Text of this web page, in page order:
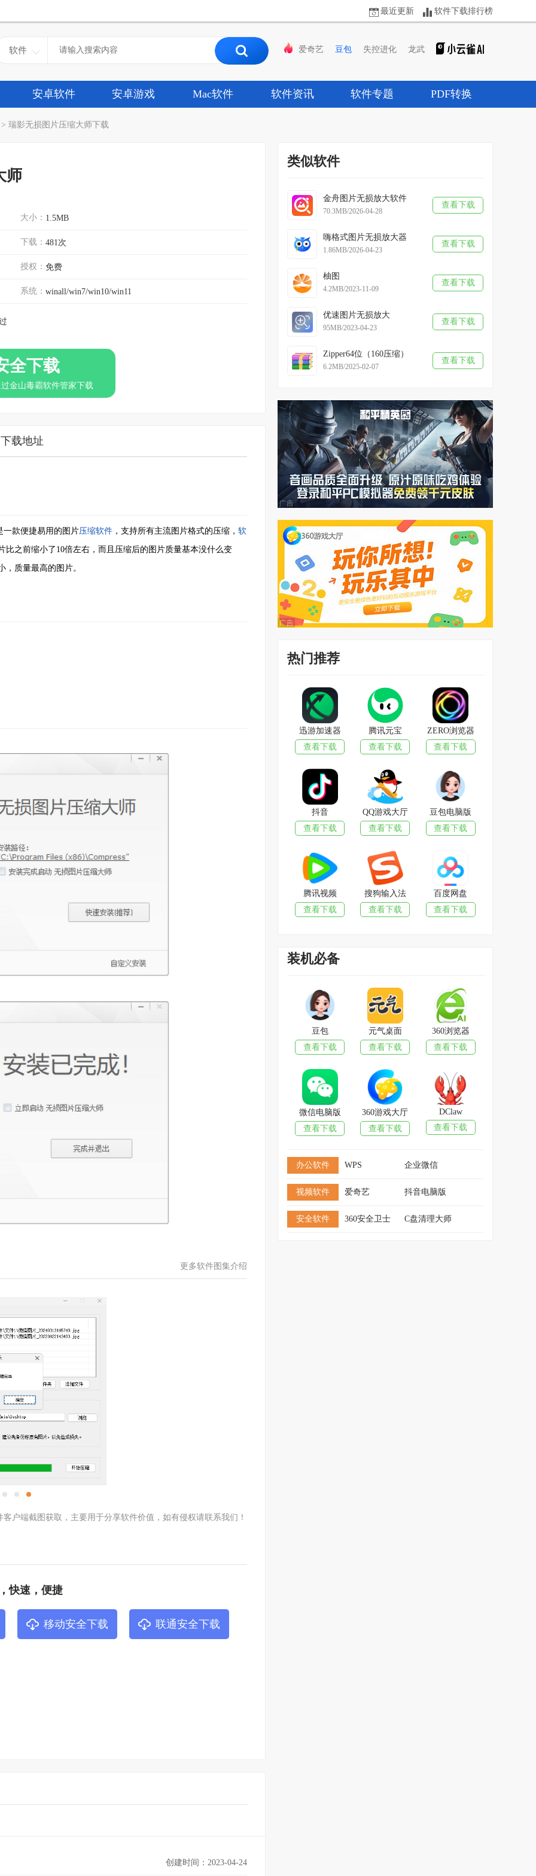
最近更新 软件下载排行榜
软件 爱奇艺 豆包 失控进化 龙武
安卓软件 安卓游戏 Mac软件 软件资讯 软件专题 PDF转换
瑞影无损图片压缩大师下载
师
大小： 1.5MB
下载： 481次
授权： 免费
系统： winall/win7/win10/win11
全下载
金山毒霸软件管家下载
下载地址
一款便捷易用的图片压缩软件 ，支持所有主流图片格式的压缩， 软
比之前缩小了10倍左右，而且压缩后的图片质量基本没什么变
，质量最高的图片。
更多软件图集介绍
户端截图获取，主要用于分享软件价值，如有侵权请联系我们！
快速，便捷
移动安全下载 联通安全下载
创建时间：2023-04-24
类似软件
金舟图片无损放大软件
70.3MB/2026-04-28
查看下载
嗨格式图片无损放大器
1.86MB/2026-04-23
查看下载
柚图
4.2MB/2023-11-09
查看下载
优速图片无损放大
95MB/2023-04-23
查看下载
Zipper64位（160压缩）
6.2MB/2025-02-07
查看下载
热门推荐
迅游加速器
查看下载
腾讯元宝
查看下载
ZERO浏览器
查看下载
抖音
查看下载
QQ游戏大厅
查看下载
豆包电脑版
查看下载
腾讯视频
查看下载
搜狗输入法
查看下载
百度网盘
查看下载
装机必备
豆包
查看下载
元气桌面
查看下载
360浏览器
查看下载
微信电脑版
查看下载
360游戏大厅
查看下载
DClaw
查看下载
办公软件 WPS 企业微信
视频软件 爱奇艺 抖音电脑版
安全软件 360安全卫士 C盘清理大师